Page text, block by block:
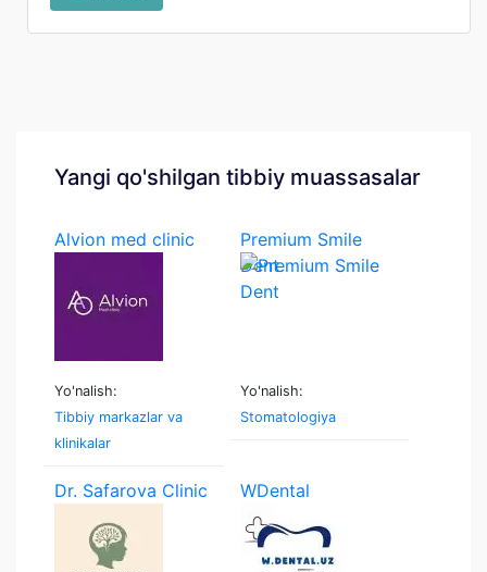
Yangi qo'shilgan tibbiy muassasalar
Alvion med clinic
Yo'nalish:
Tibbiy markazlar va
klinikalar
Premium Smile
Dent
Yo'nalish:
Stomatologiya
Dr. Safarova Clinic WDental